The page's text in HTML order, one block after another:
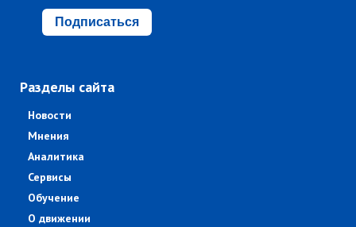
Подписаться
Разделы сайта
Новости
Мнения
Аналитика
Сервисы
Обучение
О движении